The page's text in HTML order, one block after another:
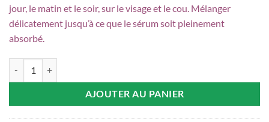
jour, le matin et le soir, sur le visage et le cou. Mélanger
délicatement jusqu’à ce que le sérum soit pleinement
absorbé.
AJOUTER AU PANIER